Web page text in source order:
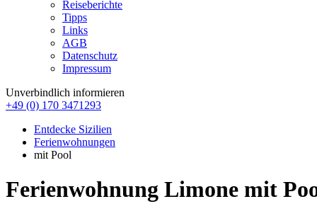
Reiseberichte
Tipps
Links
AGB
Datenschutz
Impressum
Unverbindlich informieren
+49 (0) 170 3471293
Entdecke Sizilien
Ferienwohnungen
mit Pool
Ferienwohnung Limone mit